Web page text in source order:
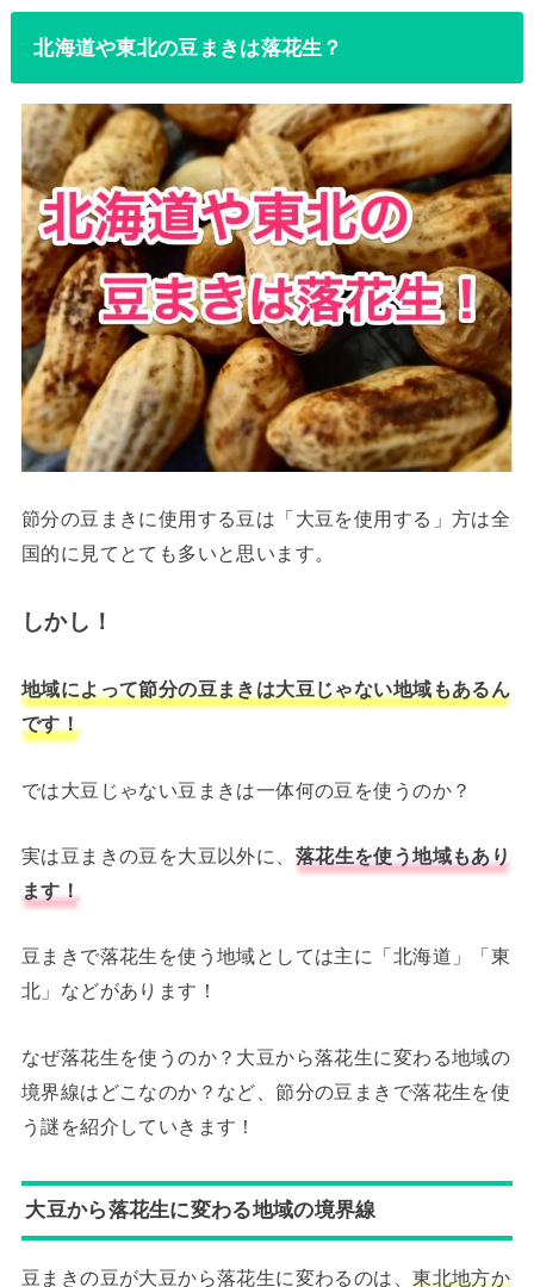
北海道や東北の豆まきは落花生？
節分の豆まきに使用する豆は「大豆を使用する」方は全
国的に見てとても多いと思います。
しかし！
地域によって節分の豆まきは大豆じゃない地域もあるん
です！
では大豆じゃない豆まきは一体何の豆を使うのか？
実は豆まきの豆を大豆以外に、 落花生を使う地域もあり
ます！
豆まきで落花生を使う地域としては主に「北海道」「東
北」などがあります！
なぜ落花生を使うのか？大豆から落花生に変わる地域の
境界線はどこなのか？など、節分の豆まきで落花生を使
う謎を紹介していきます！
大豆から落花生に変わる地域の境界線
豆まきの豆が大豆から落花生に変わるのは、東北地方か